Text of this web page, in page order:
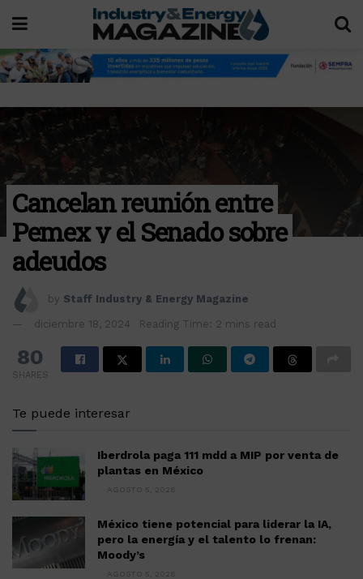
Cancelan reunión entre
Pemex y el Senado sobre
adeudos
by Staff Industry & Energy Magazine
diciembre 18, 2024 Reading Time: 2 mins read
80
SHARES
Te puede interesar
Iberdrola paga 111 mdd a MIP por venta de
plantas en México
AGOSTO 5, 2026
México tiene potencial para liderar la IA,
pero la energía y el talento lo frenan:
Moody’s
AGOSTO 5, 2026